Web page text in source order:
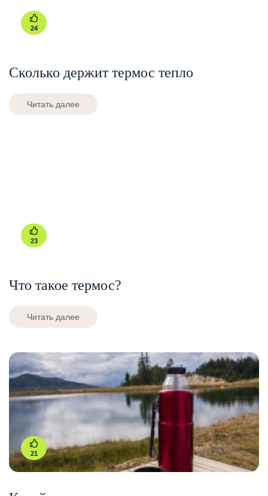
24
Сколько держит термос тепло
Читать далее
23
Что такое термос?
Читать далее
21